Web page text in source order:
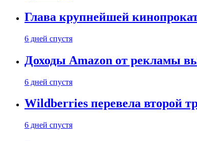
Глава крупнейшей
6 дней спустя
Доходы Amazon от рекламы
6 дней спустя
Wildberries перевела второй
6 дней спустя